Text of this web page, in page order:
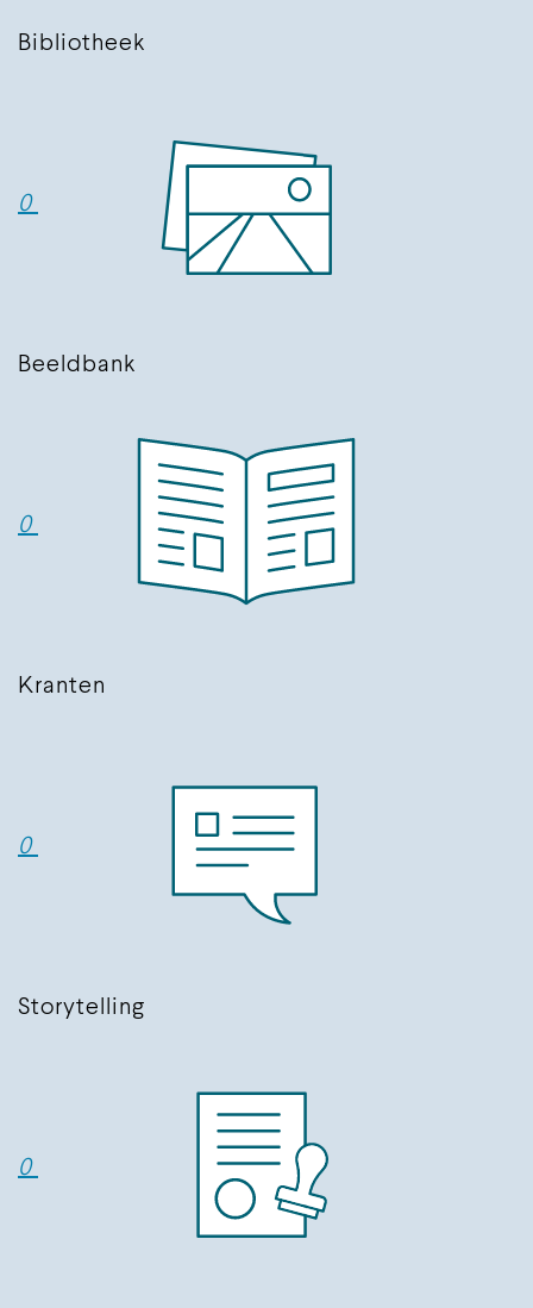
Bibliotheek
0
Beeldbank
0
Kranten
0
Storytelling
0